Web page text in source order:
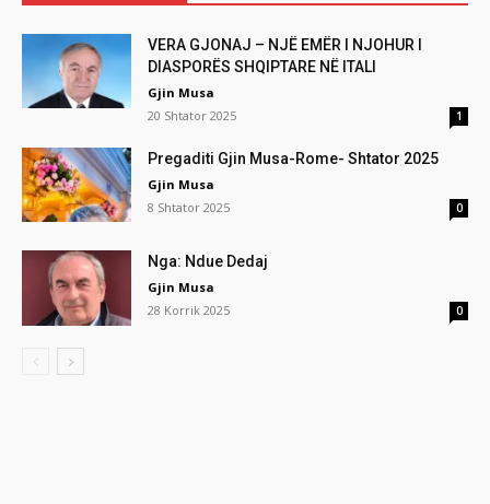
VERA GJONAJ – NJË EMËR I NJOHUR I
DIASPORËS SHQIPTARE NË ITALI
Gjin Musa
20 Shtator 2025
1
Pregaditi Gjin Musa-Rome- Shtator 2025
Gjin Musa
8 Shtator 2025
0
Nga: Ndue Dedaj
Gjin Musa
28 Korrik 2025
0